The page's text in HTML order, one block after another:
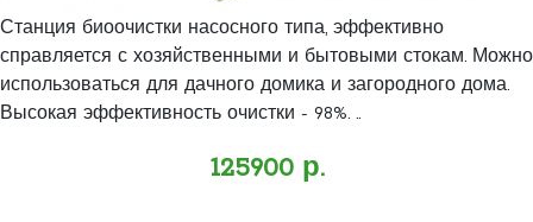
Станция биоочистки насосного типа, эффективно
справляется с хозяйственными и бытовыми стокам. Можно
использоваться для дачного домика и загородного дома.
Высокая эффективность очистки - 98%. ..
125900 р.